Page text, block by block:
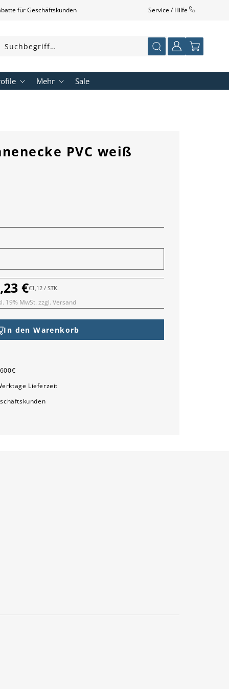
für Geschäftskunden Service / Hilfe
Suchbegriff… Einloggen
Warenkorb
Mehr Sale
PVC weiß
€GRUNDPREIS
€1,12 / PRO
STK.
19% MwSt. zzgl. Versand
In den Warenkorb
Lieferzeit